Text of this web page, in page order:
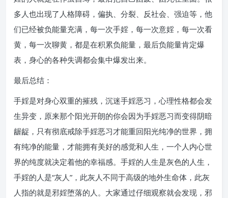
多人也出现了人格障碍，偏执、分裂、反社会、强迫等，他
们已经被负能量充满，每一次手婬，每一次意婬，每一次看
黄，每一次聊黄，都是在积累负能量，最后负能量肯定爆
表，身心的各种失调都会集中爆发出来。
最后总结：
手婬是对身心双重的摧残，沉迷手婬恶习，心理性格都会发
生异变，原来那个阳光开朗的你会因为手婬恶习而变得阴暗
龌龊，只有彻底戒除手婬恶习才能重回阳光纯净的世界，拥
有纯净的能量，才能拥有美好的感觉和人生，一个人内心世
界的纯度就决定着他的幸福感。手婬的人生是灰色的人生，
手婬的人是“灰人”，此灰人不同于高级的地外生命体，此灰
人指的就是邪婬堕落的人。大家通过仔细观察就会发现，邪